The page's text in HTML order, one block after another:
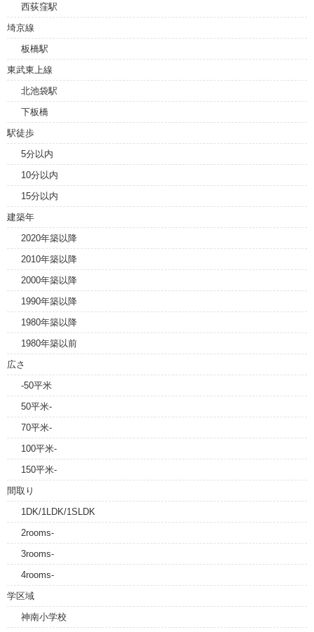
西荻窪駅
埼京線
板橋駅
東武東上線
北池袋駅
下板橋
駅徒歩
5分以内
10分以内
15分以内
建築年
2020年築以降
2010年築以降
2000年築以降
1990年築以降
1980年築以降
1980年築以前
広さ
-50平米
50平米-
70平米-
100平米-
150平米-
間取り
1DK/1LDK/1SLDK
2rooms-
3rooms-
4rooms-
学区域
神南小学校